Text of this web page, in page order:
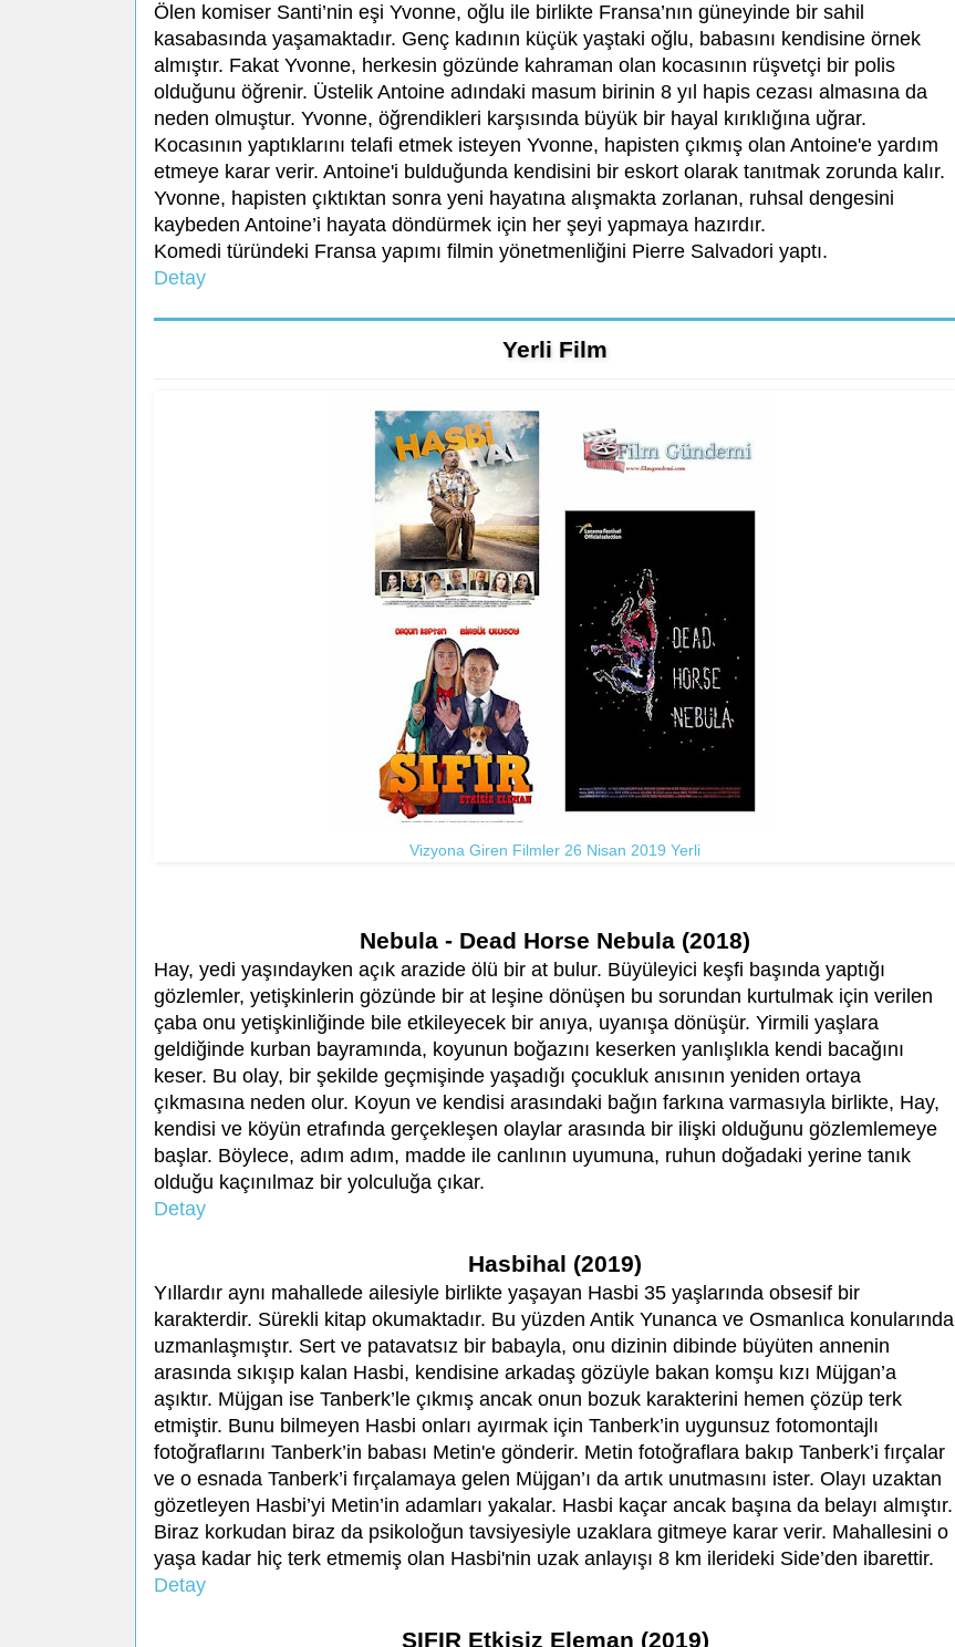
Ölen komiser Santi’nin eşi Yvonne, oğlu ile birlikte Fransa’nın güneyinde bir sahil
kasabasında yaşamaktadır. Genç kadının küçük yaştaki oğlu, babasını kendisine örnek
almıştır. Fakat Yvonne, herkesin gözünde kahraman olan kocasının rüşvetçi bir polis
olduğunu öğrenir. Üstelik Antoine adındaki masum birinin 8 yıl hapis cezası almasına da
neden olmuştur. Yvonne, öğrendikleri karşısında büyük bir hayal kırıklığına uğrar.
Kocasının yaptıklarını telafi etmek isteyen Yvonne, hapisten çıkmış olan Antoine'e yardım
etmeye karar verir. Antoine'i bulduğunda kendisini bir eskort olarak tanıtmak zorunda kalır.
Yvonne, hapisten çıktıktan sonra yeni hayatına alışmakta zorlanan, ruhsal dengesini
kaybeden Antoine’i hayata döndürmek için her şeyi yapmaya hazırdır.
Komedi türündeki Fransa yapımı filmin yönetmenliğini Pierre Salvadori yaptı.
Detay
Yerli Film
Vizyona Giren Filmler 26 Nisan 2019 Yerli
Nebula - Dead Horse Nebula (2018)
Hay, yedi yaşındayken açık arazide ölü bir at bulur. Büyüleyici keşfi başında yaptığı
gözlemler, yetişkinlerin gözünde bir at leşine dönüşen bu sorundan kurtulmak için verilen
çaba onu yetişkinliğinde bile etkileyecek bir anıya, uyanışa dönüşür. Yirmili yaşlara
geldiğinde kurban bayramında, koyunun boğazını keserken yanlışlıkla kendi bacağını
keser. Bu olay, bir şekilde geçmişinde yaşadığı çocukluk anısının yeniden ortaya
çıkmasına neden olur. Koyun ve kendisi arasındaki bağın farkına varmasıyla birlikte, Hay,
kendisi ve köyün etrafında gerçekleşen olaylar arasında bir ilişki olduğunu gözlemlemeye
başlar. Böylece, adım adım, madde ile canlının uyumuna, ruhun doğadaki yerine tanık
olduğu kaçınılmaz bir yolculuğa çıkar.
Detay
Hasbihal (2019)
Yıllardır aynı mahallede ailesiyle birlikte yaşayan Hasbi 35 yaşlarında obsesif bir
karakterdir. Sürekli kitap okumaktadır. Bu yüzden Antik Yunanca ve Osmanlıca konularında
uzmanlaşmıştır. Sert ve patavatsız bir babayla, onu dizinin dibinde büyüten annenin
arasında sıkışıp kalan Hasbi, kendisine arkadaş gözüyle bakan komşu kızı Müjgan’a
aşıktır. Müjgan ise Tanberk’le çıkmış ancak onun bozuk karakterini hemen çözüp terk
etmiştir. Bunu bilmeyen Hasbi onları ayırmak için Tanberk’in uygunsuz fotomontajlı
fotoğraflarını Tanberk’in babası Metin'e gönderir. Metin fotoğraflara bakıp Tanberk’i fırçalar
ve o esnada Tanberk’i fırçalamaya gelen Müjgan’ı da artık unutmasını ister. Olayı uzaktan
gözetleyen Hasbi’yi Metin’in adamları yakalar. Hasbi kaçar ancak başına da belayı almıştır.
Biraz korkudan biraz da psikoloğun tavsiyesiyle uzaklara gitmeye karar verir. Mahallesini o
yaşa kadar hiç terk etmemiş olan Hasbi'nin uzak anlayışı 8 km ilerideki Side’den ibarettir.
Detay
SIFIR Etkisiz Eleman (2019)